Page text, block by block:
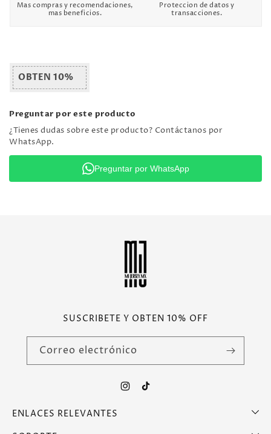
Mas compras y recomendaciones,
mas beneficios.
Proteccion de datos y
transacciones.
OBTEN 10%
Preguntar por este producto
¿Tienes dudas sobre este producto? Contáctanos por
WhatsApp.
Preguntar por WhatsApp
SUSCRIBETE Y OBTEN 10% OFF
Correo electrónico
Instagram
TikTok
ENLACES RELEVANTES